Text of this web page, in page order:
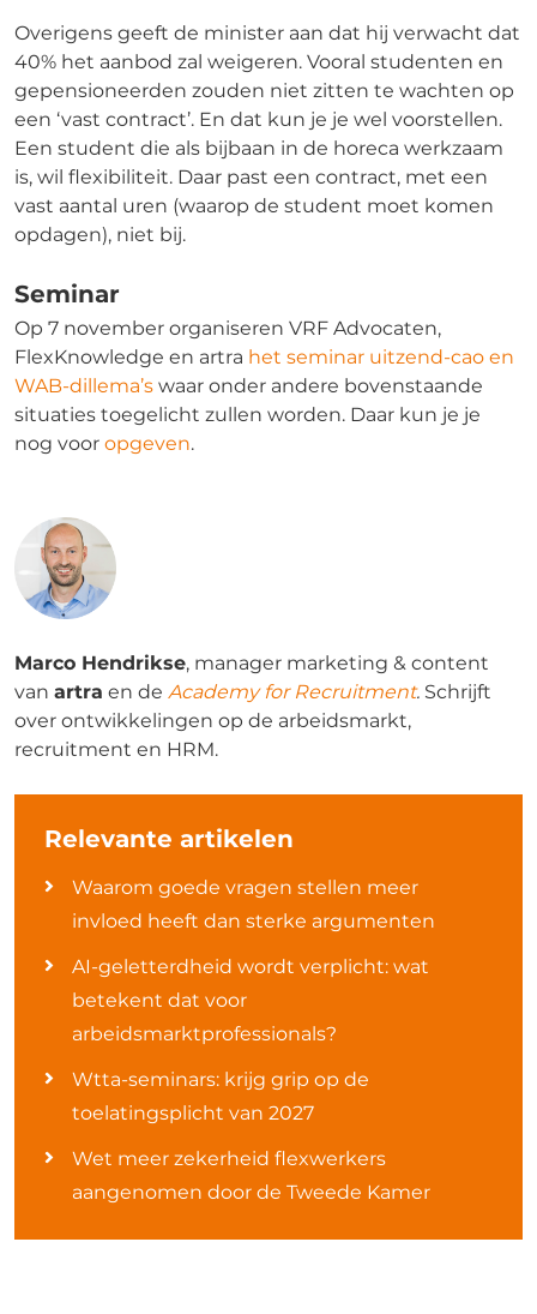
Overigens geeft de minister aan dat hij verwacht dat
40% het aanbod zal weigeren. Vooral studenten en
gepensioneerden zouden niet zitten te wachten op
een ‘vast contract’. En dat kun je je wel voorstellen.
Een student die als bijbaan in de horeca werkzaam
is, wil flexibiliteit. Daar past een contract, met een
vast aantal uren (waarop de student moet komen
opdagen), niet bij.
Seminar
Op 7 november organiseren VRF Advocaten,
FlexKnowledge en artra het seminar uitzend-cao en
WAB-dillema’s waar onder andere bovenstaande
situaties toegelicht zullen worden. Daar kun je je
nog voor opgeven.
Marco Hendrikse, manager marketing & content
van artra en de Academy for Recruitment. Schrijft
over ontwikkelingen op de arbeidsmarkt,
recruitment en HRM.
Relevante artikelen
Waarom goede vragen stellen meer
invloed heeft dan sterke argumenten
AI-geletterdheid wordt verplicht: wat
betekent dat voor
arbeidsmarktprofessionals?
Wtta-seminars: krijg grip op de
toelatingsplicht van 2027
Wet meer zekerheid flexwerkers
aangenomen door de Tweede Kamer